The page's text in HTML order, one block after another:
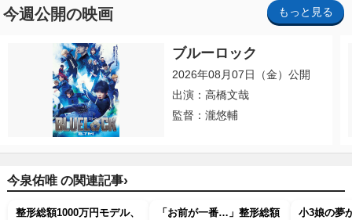
今週公開の映画 もっと見る
ブルーロック
2026年08月07日（金）公開
出演：高橋文哉
監督：瀧悠輔
今泉佑唯 の関連記事›
整形総額1000万円モデル、
「お前が一番…」整形総額
小3娘の夢